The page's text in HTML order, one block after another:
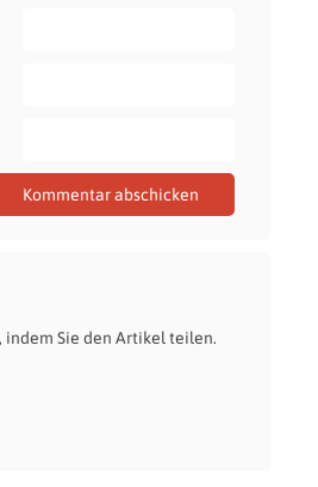
indem Sie den Artikel teilen.